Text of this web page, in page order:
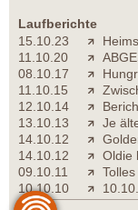
Laufberichte
15.10.23
11.10.20
08.10.17
11.10.15
12.10.14
13.10.13
Je
14.10.12
14.10.12
Oldie
09.10.11
10.10.10